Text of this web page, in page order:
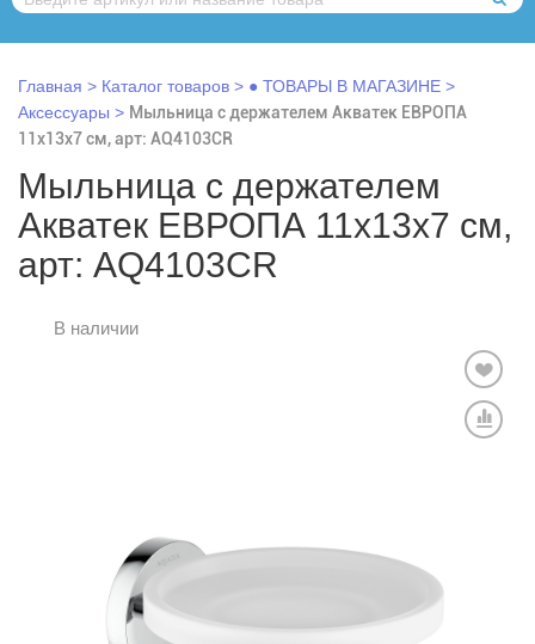
Главная Каталог товаров
● ТОВАРЫ В МАГАЗИНЕ
Аксессуары
Мыльница с держателем Акватек ЕВРОПА
11x13x7 см, арт: AQ4103CR
Мыльница с держателем
Акватек ЕВРОПА 11x13x7 см,
арт: AQ4103CR
В наличии